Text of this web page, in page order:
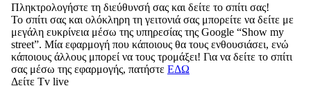
Πληκτρολογήστε τη διεύθυνσή σας και δείτε το σπίτι σας!
Το σπίτι σας και ολόκληρη τη γειτονιά σας μπορείτε να δείτε με
μεγάλη ευκρίνεια μέσω της υπηρεσίας της Google “Show my
street”. Μία εφαρμογή που κάποιους θα τους ενθουσιάσει, ενώ
κάποιους άλλους μπορεί να τους τρομάξει! Για να δείτε το σπίτι
σας μέσω της εφαρμογής, πατήστε ΕΔΩ
Δείτε Tv live